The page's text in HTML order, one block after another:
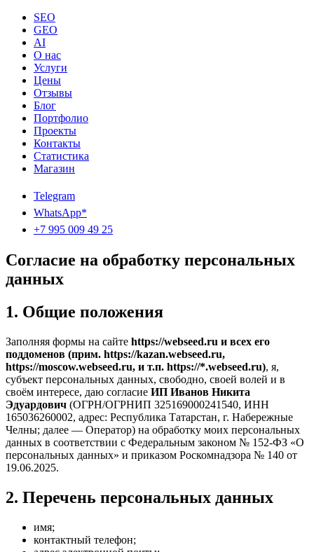
SEO
GEO
AI
О нас
Услуги
Цены
Отзывы
Блог
Портфолио
Проекты
Контакты
Статистика
Магазин
Telegram
WhatsApp*
+7 995 009 49 25
Согласие на обработку персональных
данных
1. Общие положения
Заполняя формы на сайте https://webseed.ru и всех его
поддоменов (прим. https://kazan.webseed.ru,
https://moscow.webseed.ru, и т.п. https://*.webseed.ru), я,
субъект персональных данных, свободно, своей волей и в
своём интересе, даю согласие ИП Иванов Никита
Эдуардович (ОГРН/ОГРНИП 325169000241540, ИНН
165036260002, адрес: Республика Татарстан, г. Набережные
Челны; далее — Оператор) на обработку моих персональных
данных в соответствии с Федеральным законом № 152-ФЗ «О
персональных данных» и приказом Роскомнадзора № 140 от
19.06.2025.
2. Перечень персональных данных
имя;
контактный телефон;